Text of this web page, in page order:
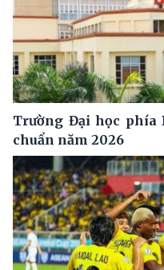
Trường Đại học phía
chuẩn năm 2026